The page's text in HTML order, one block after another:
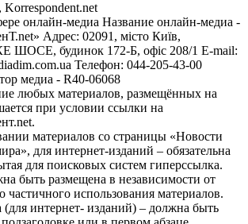
онлайн-медиа Название онлайн-медиа -
Адрес: 02091, місто Київ,
ШОСЕ, будинок 172-Б, офіс 208/1 E-mail:
Телефон: 044-205-43-00
медиа - R40-06068
любых материалов, размещённых на
при условии ссылки на
материалов со страницы «Новости
для интернет-изданий – обязательна
для поисковых систем гиперссылка.
быть размещена в независимости от
частичного использования материалов.
(для интернет- изданий) – должна быть